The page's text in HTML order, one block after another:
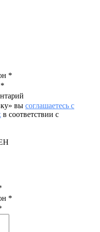
*
*
вы соглашаетесь с
в соответствии с
*